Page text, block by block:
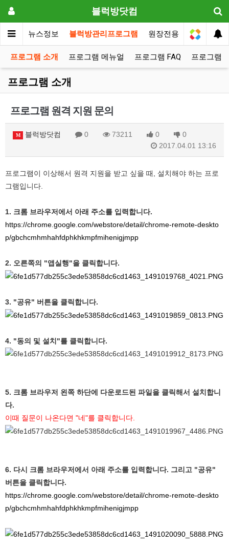
블럭방닷컴
메인 뉴스정보 블럭방관리프로그램 원장전용
프로그램 소개 프로그램 메뉴얼 프로그램 FAQ 프로그램
프로그램 소개
프로그램 원격 지원 문의
M 블럭방닷컴 0 73211 0
0
2017.04.01 13:16
프로그램이 이상해서 원격 지원을 받고 싶을 때, 설치해야 하는 프로
그램입니다.
1. 크롬 브라우저에서 아래 주소를 입력합니다.
https://chrome.google.com/webstore/detail/chrome-remote-deskto
p/gbchcmhmhahfdphkhkmpfmihenigjmpp
2. 오른쪽의 "앱실행"을 클릭합니다.
3. "공유" 버튼을 클릭합니다.
4. "동의 및 설치"를 클릭합니다.
5. 크롬 브라우저 왼쪽 하단에 다운로드된 파일을 클릭해서 설치합니
다.
이때 질문이 나온다면 "네"를 클릭합니다.
6. 다시 크롬 브라우저에서 아래 주소를 입력합니다. 그리고 "공유"
버튼을 클릭합니다.
https://chrome.google.com/webstore/detail/chrome-remote-deskto
p/gbchcmhmhahfdphkhkmpfmihenigjmpp